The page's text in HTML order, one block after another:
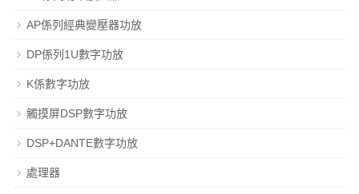
AP係列經典變壓器功放
DP係列1U數字功放
K係數字功放
觸摸屏DSP數字功放
DSP+DANTE數字功放
處理器